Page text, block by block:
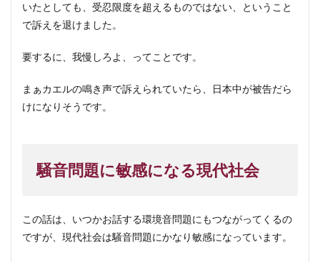
いたとしても、受忍限度を超えるものではない、ということ
で訴えを退けました。
要するに、我慢しろよ、ってことです。
まぁカエルの鳴き声で訴えられていたら、日本中が被告だら
けになりそうです。
騒音問題に敏感になる現代社会
この話は、いつかお話する環境音問題にもつながってくるの
ですが、現代社会は騒音問題にかなり敏感になっています。